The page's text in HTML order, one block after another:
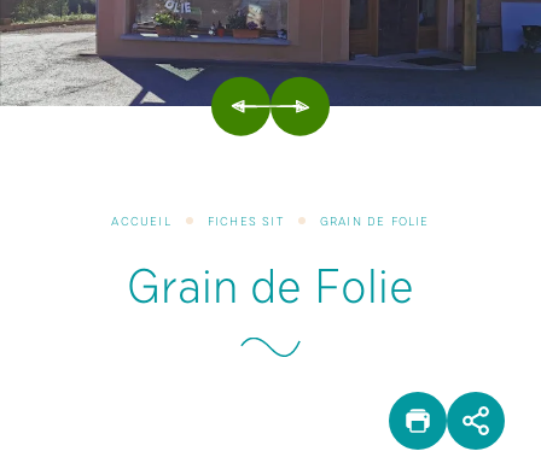
PRÉCÉDENTSUIVANT
ACCUEIL FICHES SIT GRAIN DE FOLIE
Grain de Folie